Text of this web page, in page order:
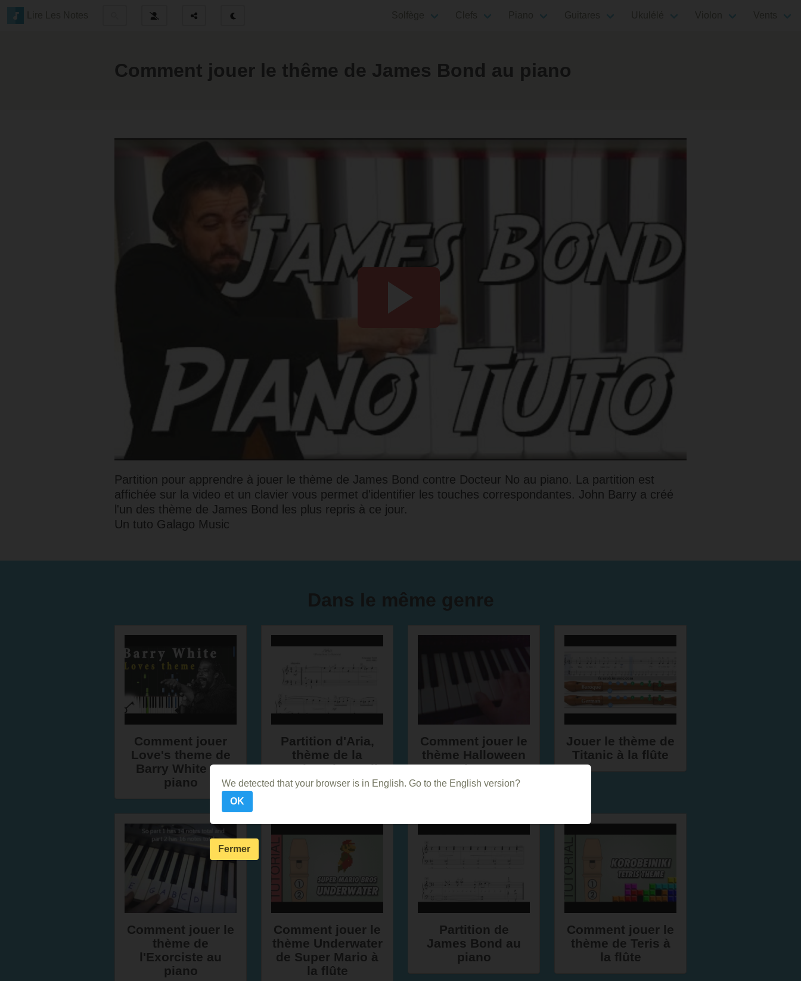
Comment jouer le thême de James Bond au piano
Partition pour apprendre à jouer le thème de James Bond contre Docteur No au piano. La partition est
affichée sur la video et un clavier vous permet d'identifier les touches correspondantes. John Barry a créé
l'un des thème de James Bond les plus repris à ce jour.
Un tuto Galago Music
Comment jouer
Love's theme de
Barry White au
piano
Partition d'Aria,
thème de la
Traviata de Verdi
Comment jouer le
thème Halloween
au piano V2
Jouer le thème de
Titanic à la flûte
Comment jouer le
thème de
l'Exorciste au
piano
Comment jouer le
thème Underwater
de Super Mario à
la flûte
Partition de
James Bond au
piano
Comment jouer le
thème de Teris à
la flûte
We detected that your browser is in English. Go to the English version?
OK
Fermer